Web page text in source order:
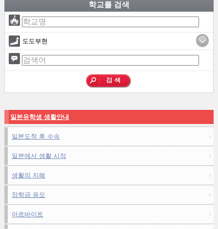
학교를 검색
도도부현
일본유학생 생활안내
일본도착 후 수속
일본에서 생활 시작
생활의 지혜
장학금 응모
아르바이트